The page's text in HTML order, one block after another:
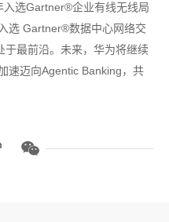
入选Gartner®企业有线无线局
选 Gartner®数据中心网络交
于最前沿。未来，华为将继续
速迈向Agentic Banking，共